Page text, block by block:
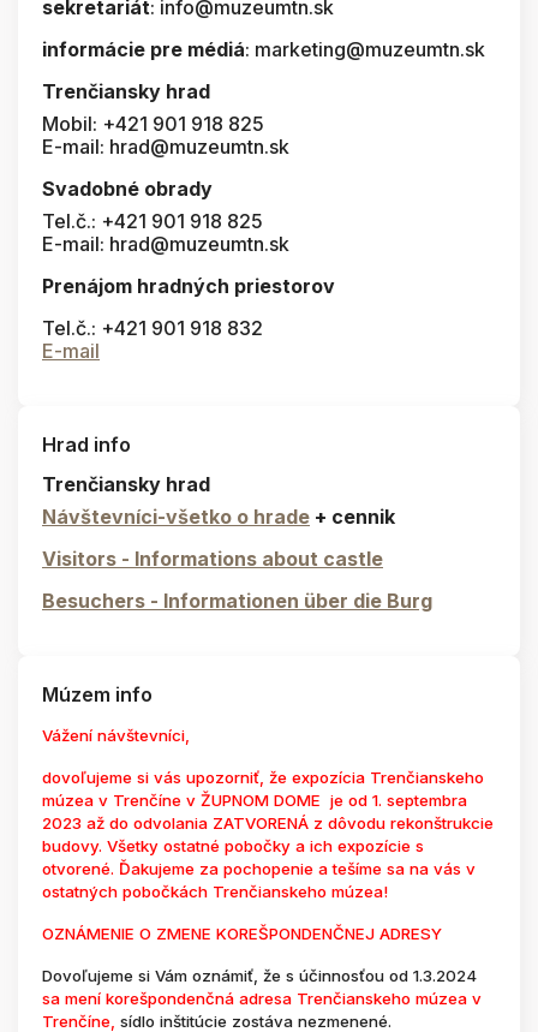
sekretariát: info@muzeumtn.sk
informácie pre médiá: marketing@muzeumtn.sk
Trenčiansky hrad
Mobil: +421 901 918 825
E-mail: hrad@muzeumtn.sk
Svadobné obrady
Tel.č.: +421 901 918 825
E-mail: hrad@muzeumtn.sk
Prenájom hradných priestorov
Tel.č.: +421 901 918 832
E-mail
Hrad info
Trenčiansky hrad
Návštevníci-všetko o hrade + cennik
Visitors - Informations about castle
Besuchers - Informationen über die Burg
Múzem info
Vážení návštevníci,
dovoľujeme si vás upozorniť, že expozícia Trenčianskeho
múzea v Trenčíne v ŽUPNOM DOME je od 1. septembra
2023 až do odvolania ZATVORENÁ z dôvodu rekonštrukcie
budovy. Všetky ostatné pobočky a ich expozície s
otvorené. Ďakujeme za pochopenie a tešíme sa na vás v
ostatných pobočkách Trenčianskeho múzea!
OZNÁMENIE O ZMENE KOREŠPONDENČNEJ ADRESY
Dovoľujeme si Vám oznámiť, že s účinnosťou od 1.3.2024
sa mení korešpondenčná adresa Trenčianskeho múzea v
Trenčíne, sídlo inštitúcie zostáva nezmenené.